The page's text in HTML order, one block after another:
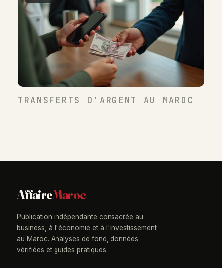
TRANSFERTS D'ARGENT AU MAROC
AffaireMaroc
Publication indépendante consacrée au
business, à l'économie et à l'investissement
au Maroc. Analyses de fond, données
vérifiées et guides pratiques.